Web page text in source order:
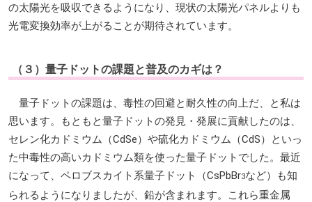
の太陽光を吸収できるようになり、現状の太陽光パネルよりも
光電変換効率が上がることが期待されています。
（３）量子ドットの課題と普及のカギは？
量子ドットの課題は、毒性の回避と耐久性の向上だ、と私は
思います。もともと量子ドットの発見・発展に貢献したのは、
セレン化カドミウム（CdSe）や硫化カドミウム（CdS）といっ
た中毒性の高いカドミウム類を使った量子ドットでした。最近
になって、ペロブスカイト系量子ドット（CsPbBr3など）も知
られるようになりましたが、鉛が含まれます。これら重金属